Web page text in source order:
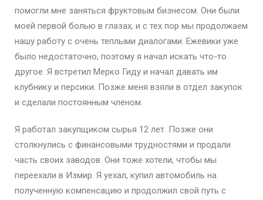
помогли мне заняться фруктовым бизнесом. Они были
моей первой болью в глазах, и с тех пор мы продолжаем
нашу работу с очень теплыми диалогами. Ежевики уже
было недостаточно, поэтому я начал искать что-то
другое. Я встретил Мерко Гиду и начал давать им
клубнику и персики. Позже меня взяли в отдел закупок
и сделали постоянным членом.
Я работал закупщиком сырья 12 лет. Позже они
столкнулись с финансовыми трудностями и продали
часть своих заводов. Они тоже хотели, чтобы мы
переехали в Измир. Я уехал, купил автомобиль на
полученную компенсацию и продолжил свой путь с